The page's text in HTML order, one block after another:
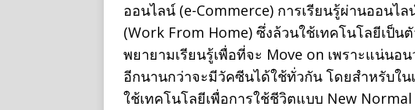
ออนไลน์ (e-Commerce) การเรียนรู้ผ่านออนไ
(Work From Home) ซึ่งล้วนใช้เทคโนโลยีเป็
พยายามเรียนรู้เพื่อที่จะ Move on เพราะแน่นอน
อีกนานกว่าจะมีวัคซีนได้ใช้ทั่วกัน โดยสำหรับใ
ใช้เทคโนโลยีเพื่อการใช้ชีวิตแบบ New